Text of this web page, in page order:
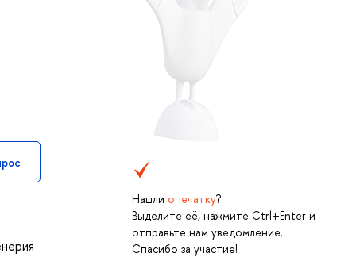
Нашли опечатку?
Выделите её, нажмите Ctrl+Enter и
отправьте нам уведомление.
Спасибо за участие!